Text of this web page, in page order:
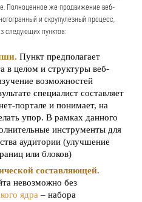
Полноценное же продвижение веб-
и скрупулезный процесс,
следующих пунктов:
Пункт предполагает
в целом и структуры веб-
возможностей
специалист составляет
портале и понимает, на
упор. В рамках данного
инструменты для
аудитории (улучшение
или блоков)
составляющей.
невозможно без
ядра – набора